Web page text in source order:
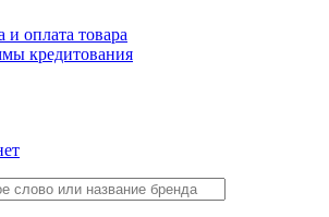
и оплата товара
кредитования